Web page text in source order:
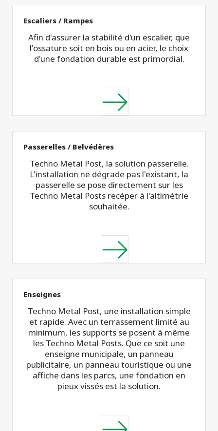
Escaliers / Rampes
Afin d'assurer la stabilité d'un escalier, que
l'ossature soit en bois ou en acier, le choix
d'une fondation durable est primordial.
Passerelles / Belvédères
Techno Metal Post, la solution passerelle.
L'installation ne dégrade pas l'existant, la
passerelle se pose directement sur les
Techno Metal Posts recéper à l'altimétrie
souhaitée.
Enseignes
Techno Metal Post, une installation simple
et rapide. Avec un terrassement limité au
minimum, les supports se posent à même
les Techno Metal Posts. Que ce soit une
enseigne municipale, un panneau
publicitaire, un panneau touristique ou une
affiche dans les parcs, une fondation en
pieux vissés est la solution.